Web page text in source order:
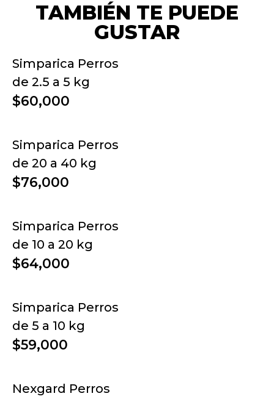
TAMBIÉN TE PUEDE
GUSTAR
Simparica Perros
de 2.5 a 5 kg
$60,000
Simparica Perros
de 20 a 40 kg
$76,000
Simparica Perros
de 10 a 20 kg
$64,000
Simparica Perros
de 5 a 10 kg
$59,000
Nexgard Perros